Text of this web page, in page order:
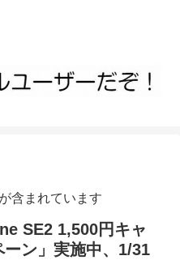
含まれています
SE2 1,500円キャ
ン」実施中、1/31